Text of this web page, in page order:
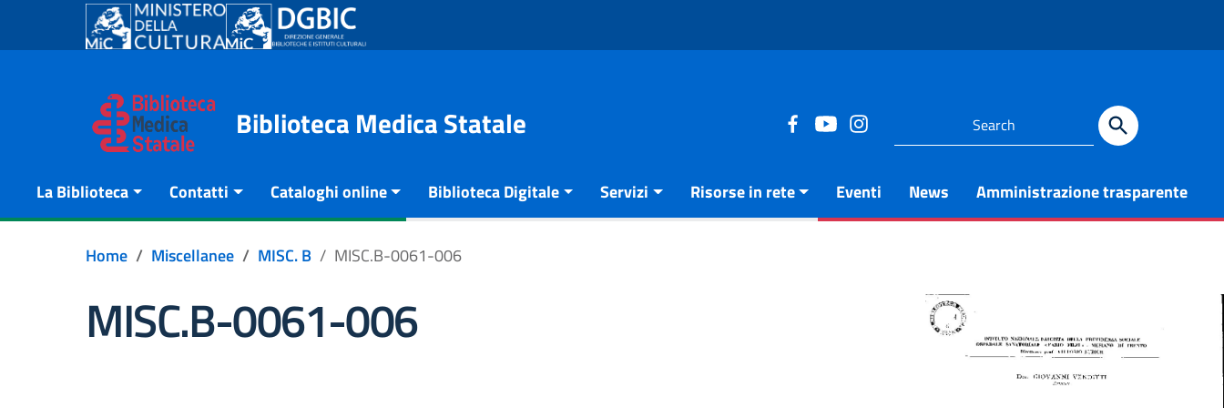
Go to content
Go to the navigation menu
Biblioteca Medica Statale
La Biblioteca Contatti Cataloghi online Biblioteca Digitale Servizi Risorse in rete Eventi News Amministrazione trasparente
Home Miscellanee MISC. B MISC.B-0061-006
MISC.B-0061-006